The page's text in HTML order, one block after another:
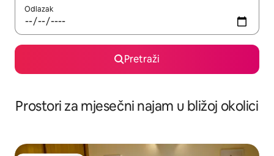
Odlazak
Pretraži
Prostori za mjesečni najam u bližoj okolici